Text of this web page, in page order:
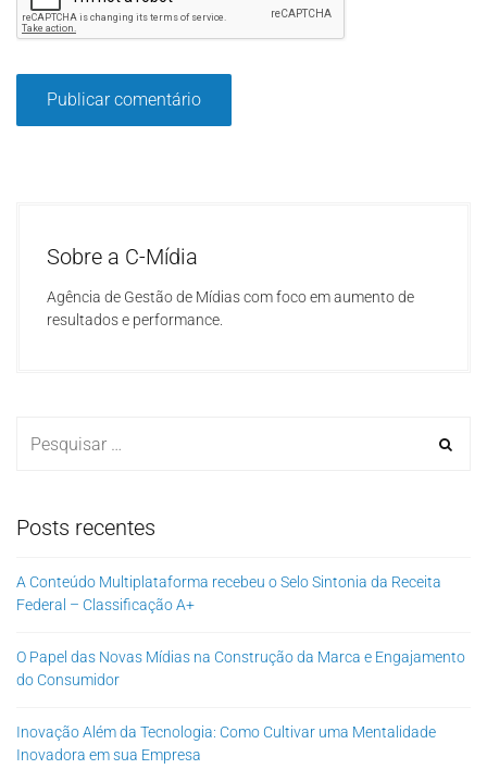
Sobre a C-Mídia
Agência de Gestão de Mídias com foco em aumento de
resultados e performance.
Posts recentes
A Conteúdo Multiplataforma recebeu o Selo Sintonia da Receita
Federal – Classificação A+
O Papel das Novas Mídias na Construção da Marca e Engajamento
do Consumidor
Inovação Além da Tecnologia: Como Cultivar uma Mentalidade
Inovadora em sua Empresa